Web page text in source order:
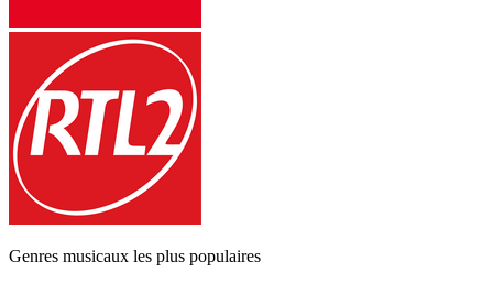
Genres musicaux les plus populaires